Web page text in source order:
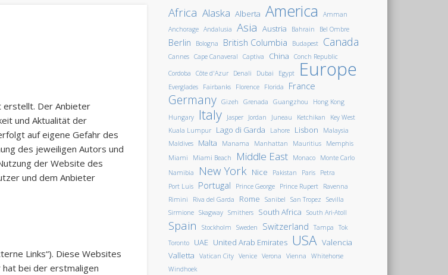
erstellt. Der Anbieter
und Aktualität der
auf eigene Gefahr des
des jeweiligen Autors und
der Website des
und dem Anbieter
Links“). Diese Websites
bei der erstmaligen
Africa Alaska Alberta America
Amman
Anchorage Andalusia Asia Austria Bahrain Bel Ombre
Berlin Bologna British Columbia Budapest Canada
Cannes Cape Canaveral Captiva China
Conch Republic
Cordoba
Côte d'Azur Denali Dubai Egypt Europe
Everglades Fairbanks Florence Florida France
Germany Gizeh Grenada Guangzhou
Hong Kong
Hungary
Italy Jasper Jordan Juneau Ketchikan
Key West
Kuala Lumpur
Lago di Garda Lahore Lisbon
Malaysia
Maldives
Malta Manama Manhattan Mauritius
Memphis
Miami
Miami Beach Middle East Monaco
Monte Carlo
Namibia
New York Nice Pakistan Paris
Petra
Port Luis
Portugal Prince George Prince Rupert
Ravenna
Rimini
Riva del Garda Rome Sanibel San Tropez
Sevilla
Sirmione Skagway Smithers South Africa South Ari-Atoll
Spain Stockholm Sweden Switzerland Tampa
Tok
Toronto
UAE United Arab Emirates USA Valencia
Valletta
Vatican City Venice Verona Vienna
Whitehorse
Windhoek